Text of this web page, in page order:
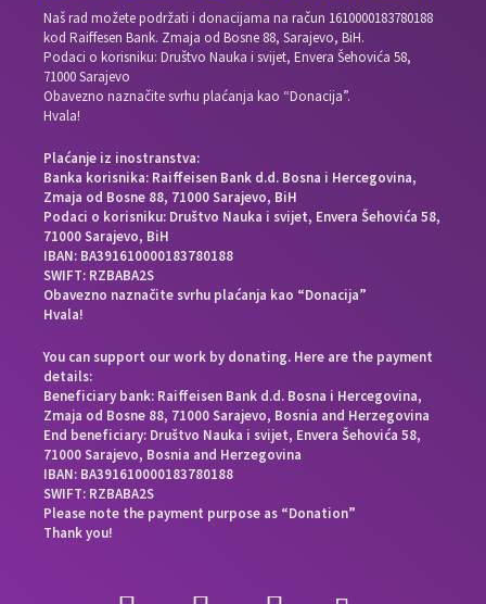
Naš rad možete podržati i donacijama na račun 1610000183780188
kod Raiffesen Bank. Zmaja od Bosne 88, Sarajevo, BiH.
Podaci o korisniku: Društvo Nauka i svijet, Envera Šehovića 58,
71000 Sarajevo
Obavezno naznačite svrhu plaćanja kao “Donacija”.
Hvala!
Plaćanje iz inostranstva:
Banka korisnika: Raiffeisen Bank d.d. Bosna i Hercegovina,
Zmaja od Bosne 88, 71000 Sarajevo, BiH
Podaci o korisniku: Društvo Nauka i svijet, Envera Šehovića 58,
71000 Sarajevo, BiH
IBAN: BA391610000183780188
SWIFT: RZBABA2S
Obavezno naznačite svrhu plaćanja kao “Donacija”
Hvala!
You can support our work by donating. Here are the payment
details:
Beneficiary bank: Raiffeisen Bank d.d. Bosna i Hercegovina,
Zmaja od Bosne 88, 71000 Sarajevo, Bosnia and Herzegovina
End beneficiary: Društvo Nauka i svijet, Envera Šehovića 58,
71000 Sarajevo, Bosnia and Herzegovina
IBAN: BA391610000183780188
SWIFT: RZBABA2S
Please note the payment purpose as “Donation”
Thank you!